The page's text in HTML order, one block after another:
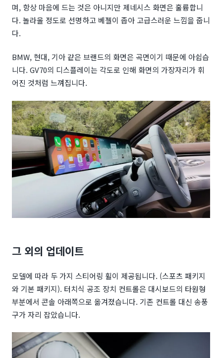
며, 항상 마음에 드는 것은 아니지만 제네시스 화면은 훌륭합니
다. 놀라울 정도로 선명하고 베젤이 좁아 고급스러운 느낌을 줍니
다.
BMW, 현대, 기아 같은 브랜드의 화면은 곡면이기 때문에 아쉽습
니다. GV70의 디스플레이는 각도로 인해 화면의 가장자리가 휘
어진 것처럼 느껴집니다.
그 외의 업데이트
모델에 따라 두 가지 스티어링 휠이 제공됩니다. (스포츠 패키지
와 기본 패키지). 터치식 공조 장치 컨트롤은 대시보드의 타원형
부분에서 콘솔 아래쪽으로 옮겨졌습니다. 기존 컨트롤 대신 송풍
구가 자리 잡았습니다.